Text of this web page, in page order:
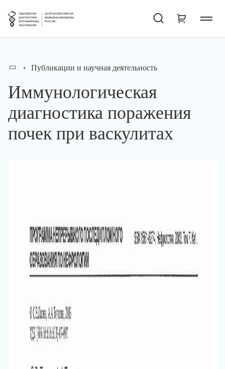
Публикации и научная деятельность
Иммунологическая
диагностика поражения
почек при васкулитах